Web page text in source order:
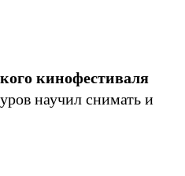
кинофестиваля
научил снимать и